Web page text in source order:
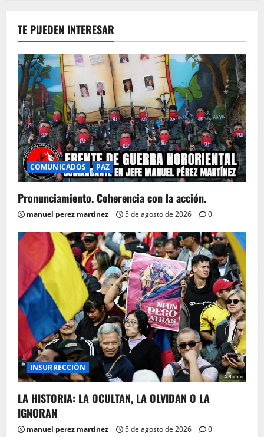
TE PUEDEN INTERESAR
COMUNICADOS PAZ
Pronunciamiento. Coherencia con la acción.
manuel perez martinez 5 de agosto de 2026 0
INSURRECCIÓN
LA HISTORIA: LA OCULTAN, LA OLVIDAN O LA
IGNORAN
manuel perez martinez 5 de agosto de 2026 0